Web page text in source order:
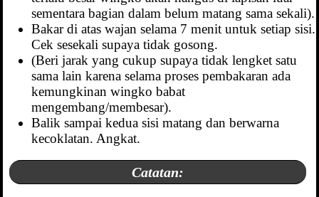
sementara bagian dalam belum matang sama sekali).
Bakar di atas wajan selama 7 menit untuk setiap sisi.
Cek sesekali supaya tidak gosong.
(Beri jarak yang cukup supaya tidak lengket satu
sama lain karena selama proses pembakaran ada
kemungkinan wingko babat
mengembang/membesar).
Balik sampai kedua sisi matang dan berwarna
kecoklatan. Angkat.
Catatan: